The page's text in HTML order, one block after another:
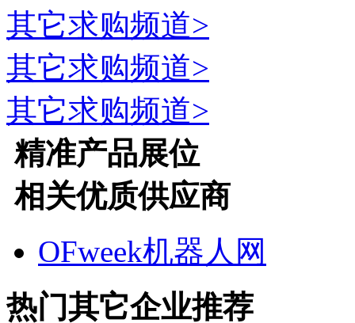
其它求购频道>
其它求购频道>
其它求购频道>
精准产品展位
相关优质供应商
OFweek机器人网
热门其它企业推荐